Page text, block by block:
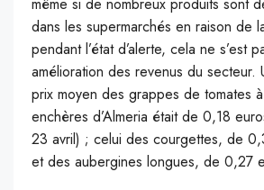
même si de nombreux produits sont
dans les supermarchés en raison de
pendant l’état d’alerte, cela ne s’est
amélioration des revenus du secteur.
prix moyen des grappes de tomates
enchères d’Almeria était de 0,18
23 avril) ; celui des courgettes, de
et des aubergines longues, de 0,27